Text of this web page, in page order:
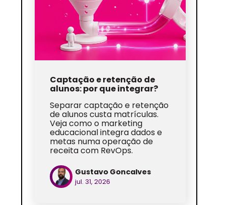
Captação e retenção de
alunos: por que integrar?
Separar captação e retenção
de alunos custa matrículas.
Veja como o marketing
educacional integra dados e
metas numa operação de
receita com RevOps.
Gustavo Goncalves
jul. 31, 2026